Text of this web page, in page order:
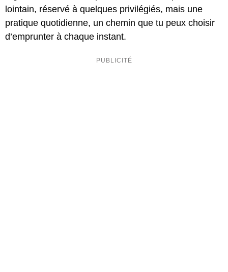
lointain, réservé à quelques privilégiés, mais une
pratique quotidienne, un chemin que tu peux choisir
d’emprunter à chaque instant.